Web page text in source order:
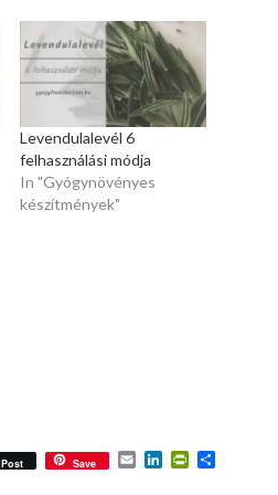
Levendulalevél 6
felhasználási módja
In "Gyógynövényes
készítmények"
Post Save EmailLinkedIn